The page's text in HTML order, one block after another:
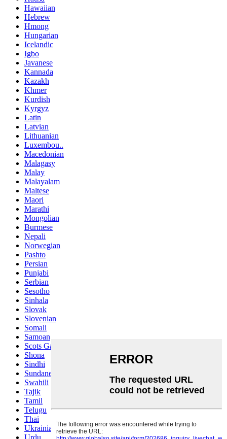
Hawaiian
Hebrew
Hmong
Hungarian
Icelandic
Igbo
Javanese
Kannada
Kazakh
Khmer
Kurdish
Kyrgyz
Latin
Latvian
Lithuanian
Luxembou..
Macedonian
Malagasy
Malay
Malayalam
Maltese
Maori
Marathi
Mongolian
Burmese
Nepali
Norwegian
Pashto
Persian
Punjabi
Serbian
Sesotho
Sinhala
Slovak
Slovenian
Somali
Samoan
Scots Gaelic
Shona
Sindhi
Sundanese
Swahili
Tajik
Tamil
Telugu
Thai
Ukrainian
Urdu